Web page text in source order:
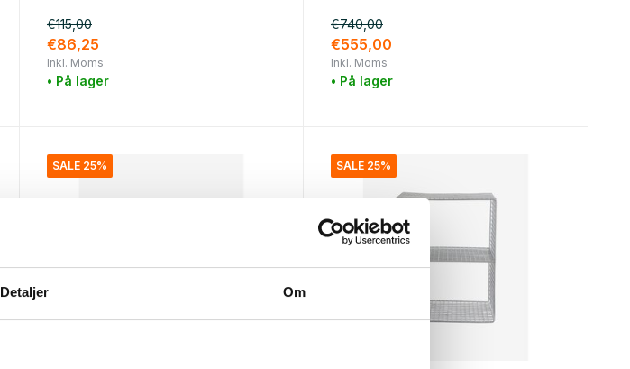
Detaljer Om
€115,00
€86,25
Inkl. Moms
• På lager
€740,00
€555,00
Inkl. Moms
• På lager
SALE 25% SALE 25%